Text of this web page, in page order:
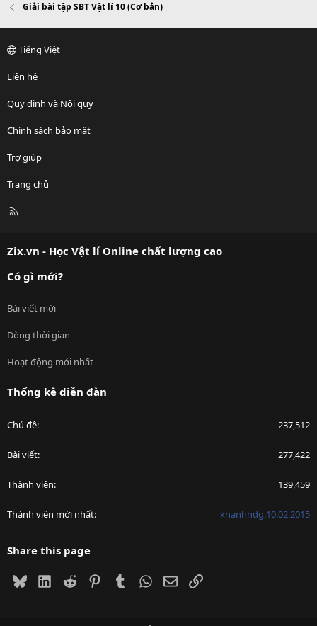
Giải bài tập SBT Vật lí 10 (Cơ bản)
Tiếng Việt
Liên hệ
Quy định và Nội quy
Chính sách bảo mật
Trợ giúp
Trang chủ
R
Zix.vn - Học Vật lí Online chất lượng cao
Có gì mới?
Bài viết mới
Dòng thời gian
Hoạt động mới nhất
Thống kê diễn đàn
Chủ đề 237,512
Bài viết 277,422
Thành viên 139,459
Thành viên mới nhất khanhndg.10.02.2015
Share this page
BlueskyLinkedIn
Reddit PinterestTumblrWhatsApp
EmailLink